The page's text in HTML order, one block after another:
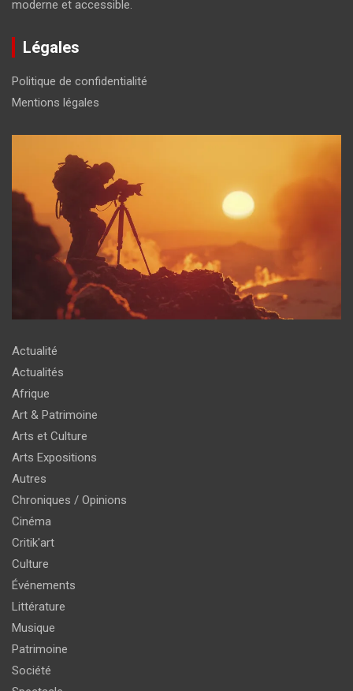
moderne et accessible.
Légales
Politique de confidentialité
Mentions légales
Actualité
Actualités
Afrique
Art & Patrimoine
Arts et Culture
Arts Expositions
Autres
Chroniques / Opinions
Cinéma
Critik'art
Culture
Événements
Littérature
Musique
Patrimoine
Société